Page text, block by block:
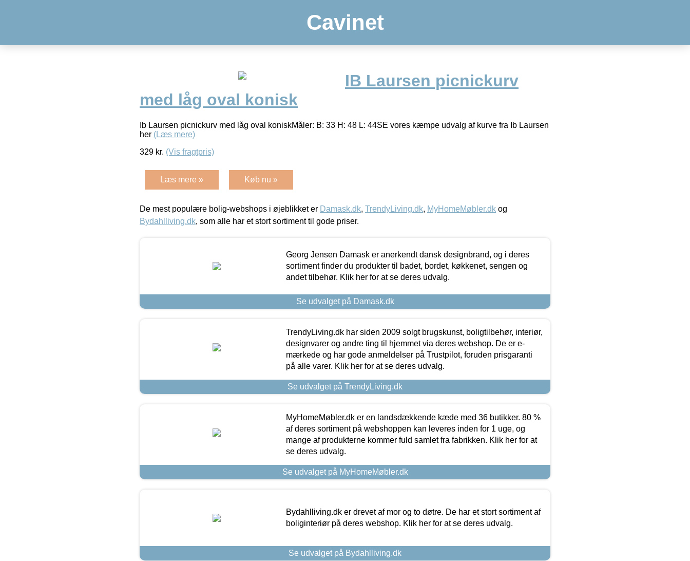
Cavinet
IB Laursen picnickurv
med låg oval konisk
Ib Laursen picnickurv med låg oval koniskMåler: B: 33 H: 48 L: 44SE vores kæmpe udvalg af kurve fra Ib Laursen
her (Læs mere)
329 kr. (Vis fragtpris)
Læs mere » Køb nu »
De mest populære bolig-webshops i øjeblikket er Damask.dk, TrendyLiving.dk, MyHomeMøbler.dk og
Bydahlliving.dk, som alle har et stort sortiment til gode priser.
Georg Jensen Damask er anerkendt dansk designbrand, og i deres
sortiment finder du produkter til badet, bordet, køkkenet, sengen og
andet tilbehør. Klik her for at se deres udvalg.
Se udvalget på Damask.dk
TrendyLiving.dk har siden 2009 solgt brugskunst, boligtilbehør, interiør,
designvarer og andre ting til hjemmet via deres webshop. De er e-
mærkede og har gode anmeldelser på Trustpilot, foruden prisgaranti
på alle varer. Klik her for at se deres udvalg.
Se udvalget på TrendyLiving.dk
MyHomeMøbler.dk er en landsdækkende kæde med 36 butikker. 80 %
af deres sortiment på webshoppen kan leveres inden for 1 uge, og
mange af produkterne kommer fuld samlet fra fabrikken. Klik her for at
se deres udvalg.
Se udvalget på MyHomeMøbler.dk
Bydahlliving.dk er drevet af mor og to døtre. De har et stort sortiment af
boliginteriør på deres webshop. Klik her for at se deres udvalg.
Se udvalget på Bydahlliving.dk